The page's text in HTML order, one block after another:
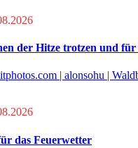
der Hitze trotzen und
das Feuerwetter